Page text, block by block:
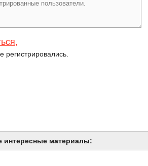
,
регистрировались.
интересные материалы: